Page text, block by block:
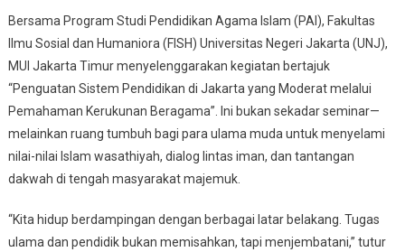
Moderat
Bersama Program Studi Pendidikan Agama Islam (PAI), Fakultas
Ilmu Sosial dan Humaniora (FISH) Universitas Negeri Jakarta (UNJ),
MUI Jakarta Timur menyelenggarakan kegiatan bertajuk
“Penguatan Sistem Pendidikan di Jakarta yang Moderat melalui
Pemahaman Kerukunan Beragama”. Ini bukan sekadar seminar—
melainkan ruang tumbuh bagi para ulama muda untuk menyelami
nilai-nilai Islam wasathiyah, dialog lintas iman, dan tantangan
dakwah di tengah masyarakat majemuk.
“Kita hidup berdampingan dengan berbagai latar belakang. Tugas
ulama dan pendidik bukan memisahkan, tapi menjembatani,” tutur